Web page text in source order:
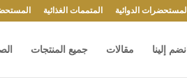
المستحضرات الدوائية المتممات الغذائية
انضم إلينا مقالات جميع المنتجات